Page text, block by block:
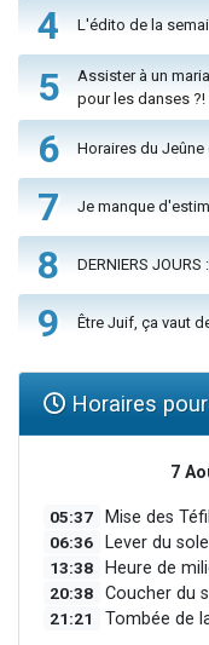
4 L'édito de la
5
Assister à un
pour les danses ?!
6 Horaires du Jeûne
7 Je manque
8 DERNIERS
9 Être Juif, ça vaut
Horaires
7
05:37 Mise des
06:36 Lever du
13:38 Heure de
20:38 Coucher du
21:21 Tombée de